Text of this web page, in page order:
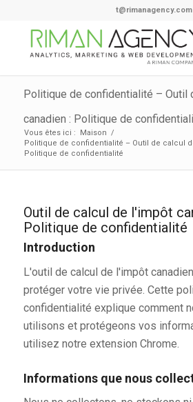
t@rimanagency.com
Politique de confidentialité – Outil
canadien : Politique de
Vous êtes ici : Maison /
Politique de confidentialité – Outil de calcul
Politique de confidentialité
Outil de calcul de l'impôt
Politique de confidentialité
Introduction
L'outil de calcul de l'impôt
protéger votre vie privée. Cette
confidentialité explique comment
utilisons et protégeons vos
utilisez notre extension Chrome.
Informations que nous